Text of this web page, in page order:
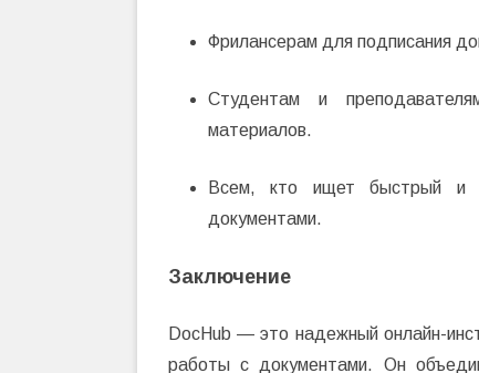
Фрилансерам для подписания
Студентам и
материалов.
Всем, кто ищет быстрый и
документами.
Заключение
DocHub — это надежный онлайн-
работы с документами. Он